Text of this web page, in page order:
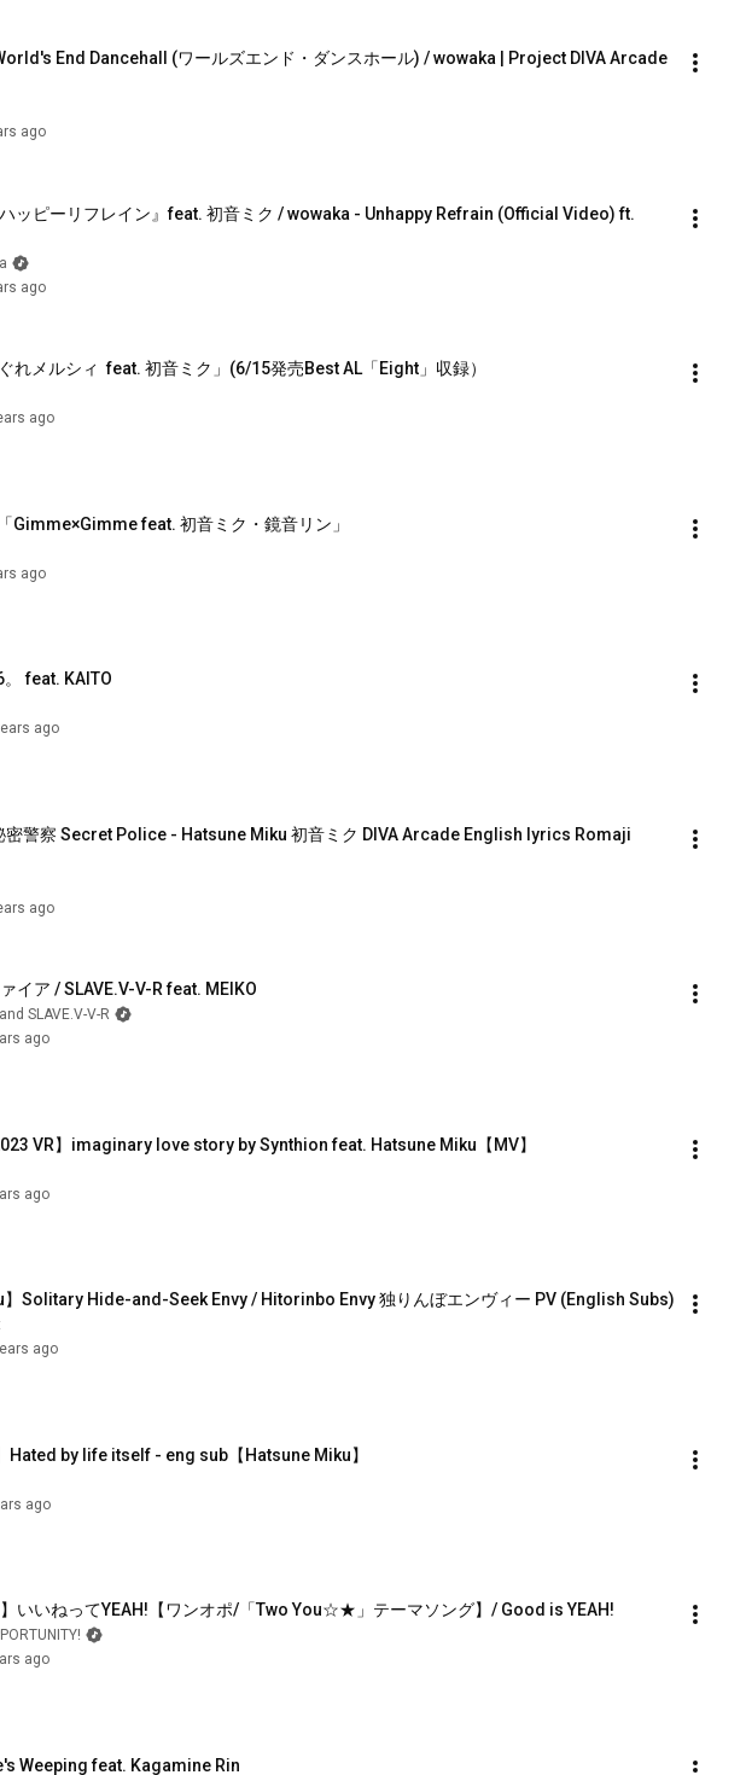
End Dancehall (ワールズエンド・ダンスホール) / wowaka | Project DIVA Arcade
ago
ッピーリフレイン』feat. 初音ミク / wowaka - Unhappy Refrain (Official Video) ft.
ago
れメルシィ  feat. 初音ミク」(6/15発売Best AL「Eight」収録）
ago
Gimme×Gimme feat. 初音ミク・鏡音リン」
ago
feat. KAITO
ago
密警察 Secret Police - Hatsune Miku 初音ミク DIVA Arcade English lyrics Romaji
ago
イア / SLAVE.V-V-R feat. MEIKO
and SLAVE.V-V-R
ago
VR】imaginary love story by Synthion feat. Hatsune Miku【MV】
ago
】Solitary Hide-and-Seek Envy / Hitorinbo Envy 独りんぼエンヴィー PV (English Subs)
ago
Hated by life itself - eng sub【Hatsune Miku】
ago
】いいねってYEAH!【ワンオポ/「Two You☆★」テーマソング】/ Good is YEAH!
ago
Weeping feat. Kagamine Rin